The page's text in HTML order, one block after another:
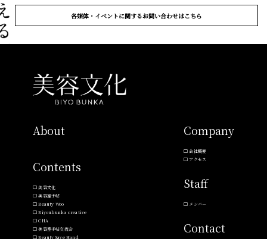
各媒体・イベントに関するお問い合わせはこちら
About
Contents
美容文化
美容室手帖
Beauty Woo
Biyoubunka creative
CHA
美容室手帖交流会
Beauty Save Hand
Company
会社概要
アクセス
Staff
メンバー
Contact